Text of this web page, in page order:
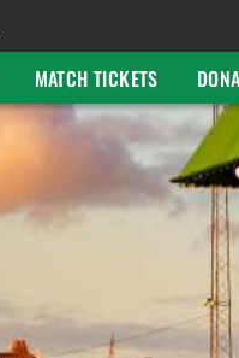
MATCH TICKETS